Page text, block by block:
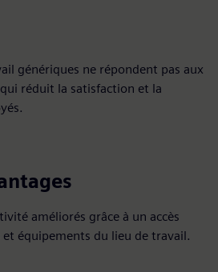
génériques ne répondent pas aux
réduit la satisfaction et la
améliorés grâce à un accès
équipements du lieu de travail.